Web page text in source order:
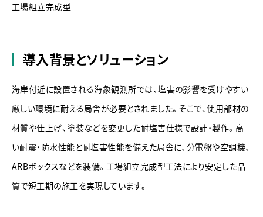
工場組立完成型
導入背景とソリューション
海岸付近に設置される海象観測所では、塩害の影響を受けやすい
厳しい環境に耐える局舎が必要とされました。そこで、使用部材の
材質や仕上げ、塗装などを変更した耐塩害仕様で設計・製作。高
い耐震・防水性能と耐塩害性能を備えた局舎に、分電盤や空調機、
ARBボックスなどを装備。工場組立完成型工法により安定した品
質で短工期の施工を実現しています。